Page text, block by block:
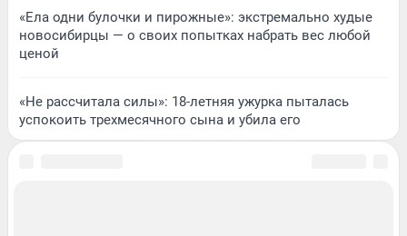
«Ела одни булочки и пирожные»: экстремально худые
новосибирцы — о своих попытках набрать вес любой
ценой
«Не рассчитала силы»: 18-летняя ужурка пыталась
успокоить трехмесячного сына и убила его